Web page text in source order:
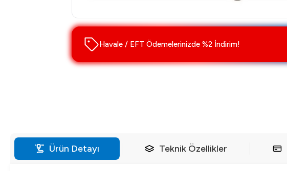
Havale / EFT Ödemelerinizde %2 İndirim!
Ürün Detayı Teknik Özellikler